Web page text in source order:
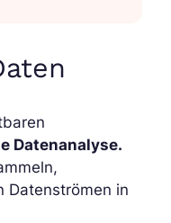
Datenanalyse.
Datenströmen in